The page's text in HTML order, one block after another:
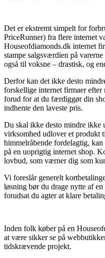
Det er ekstremt simpelt for
PriceRunner) fra flere internet
Houseofdiamonds.dk internet
stampe salgsværdien på
også til voksne – drastisk, og
Derfor kan det ikke desto
forskellige internet firmaer
forud for at du færdiggør din
indhente den laveste pris.
Du skal ikke desto mindre ikke
virksomhed udlover et produkt
himmelråbende fordelagtig,
på en uoprigtig internet shop.
lovbud, som værner dig som
Vi foreslår generelt
løsning bør du drage nytte af
forudsat du agter at klare
Inden folk køber på en
at være sikker se på
tidskrævende projekt.